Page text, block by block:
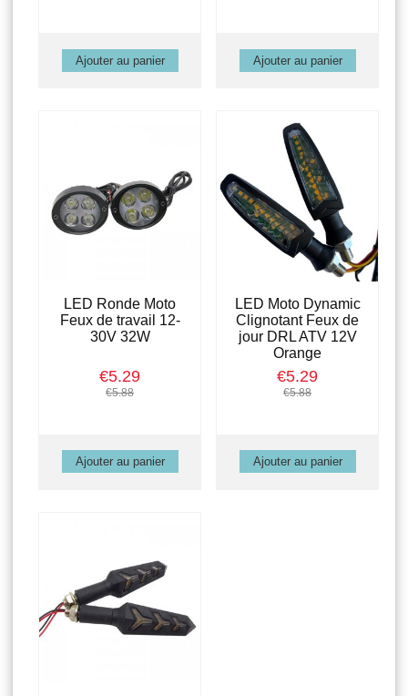
LED Ronde Moto
Feux de travail 12-
30V 32W
€5.29
€5.88
LED Moto Dynamic
Clignotant Feux de
jour DRL ATV 12V
Orange
€5.29
€5.88